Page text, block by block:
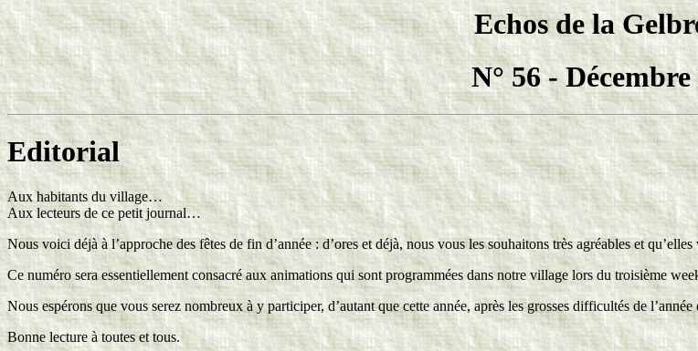
Echos de la
N° 56 - Décembre
Editorial
Aux habitants du village…
Aux lecteurs de ce petit journal…
Nous voici déjà à l’approche des fêtes de fin d’année : d’ores et déjà, nous vous les souhaitons très agréables et
Ce numéro sera essentiellement consacré aux animations qui sont programmées dans notre village lors du troisième
Nous espérons que vous serez nombreux à y participer, d’autant que cette année, après les grosses difficultés de
Bonne lecture à toutes et tous.